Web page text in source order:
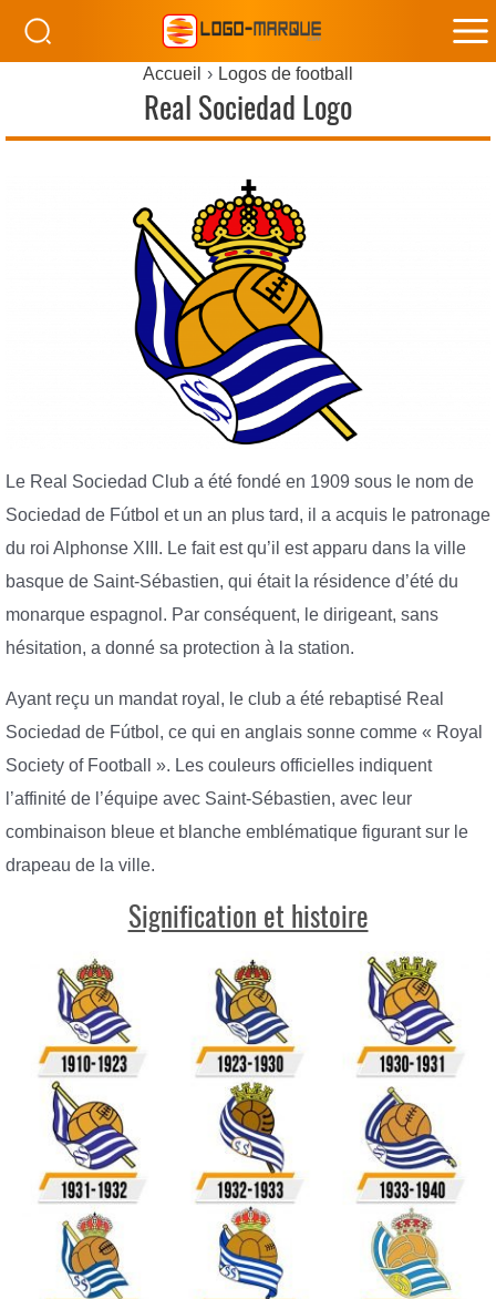
Accueil Logos de football
Real Sociedad Logo
Le Real Sociedad Club a été fondé en 1909 sous le nom de
Sociedad de Fútbol et un an plus tard, il a acquis le patronage
du roi Alphonse XIII. Le fait est qu’il est apparu dans la ville
basque de Saint-Sébastien, qui était la résidence d’été du
monarque espagnol. Par conséquent, le dirigeant, sans
hésitation, a donné sa protection à la station.
Ayant reçu un mandat royal, le club a été rebaptisé Real
Sociedad de Fútbol, ​​ce qui en anglais sonne comme « Royal
Society of Football ». Les couleurs officielles indiquent
l’affinité de l’équipe avec Saint-Sébastien, avec leur
combinaison bleue et blanche emblématique figurant sur le
drapeau de la ville.
Signification et histoire